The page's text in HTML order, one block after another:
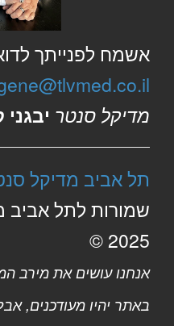
אשמח לפנייתך
מדיקל סנטר
תל אביב מדיקל
2025 ©
אנחנו עושים את מירב
באתר יהיו מעודכנים,